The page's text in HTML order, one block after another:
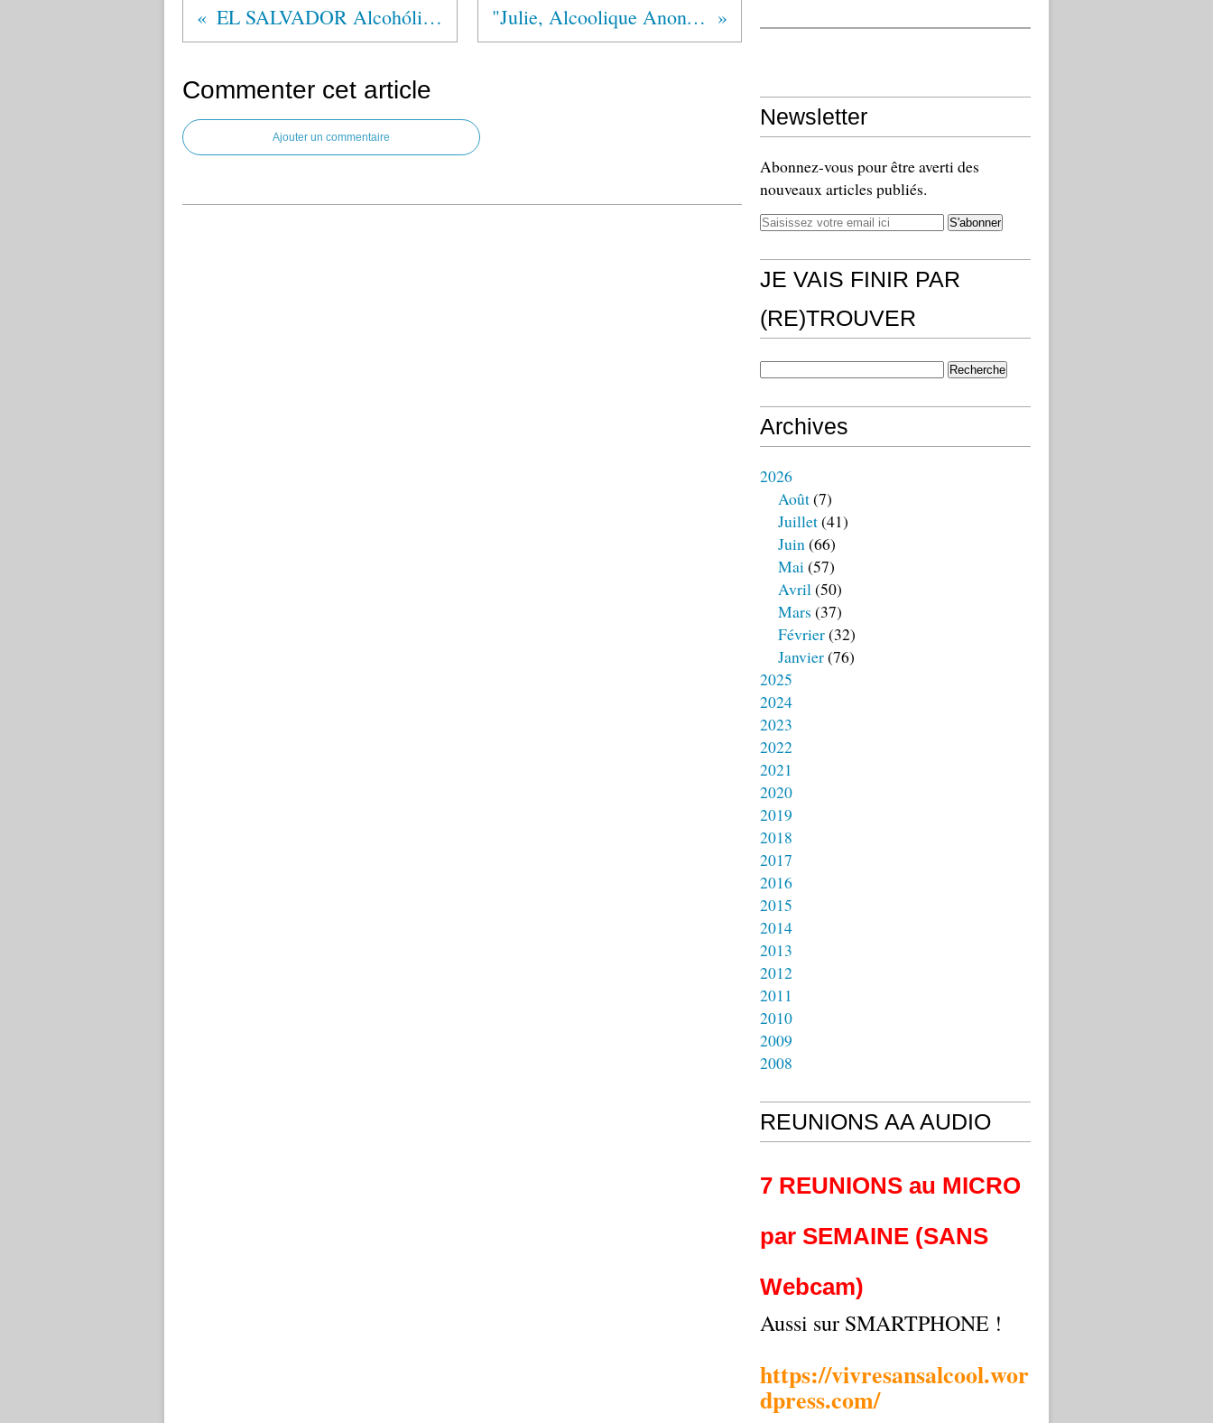
EL SALVADOR Alcohólicos Anónimos® "Julie, Alcoolique Anonyme, témoigne"
Commenter cet article
Ajouter un commentaire
Newsletter
Abonnez-vous pour être averti des
nouveaux articles publiés.
JE VAIS FINIR PAR
(RE)TROUVER
Archives
2026
Août(7)
Juillet(41)
Juin(66)
Mai(57)
Avril(50)
Mars (37)
Février(32)
Janvier(76)
2025
2024
2023
2022
2021
2020
2019
2018
2017
2016
2015
2014
2013
2012
2011
2010
2009
2008
REUNIONS AA AUDIO
7 REUNIONS au MICRO
par SEMAINE (SANS
Webcam)
Aussi sur SMARTPHONE !
https://vivresansalcool.wor
dpress.com/